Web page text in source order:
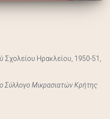
Σχολείου Ηρακλείου, 1950-51,
Σύλλογο Μικρασιατών Κρήτης